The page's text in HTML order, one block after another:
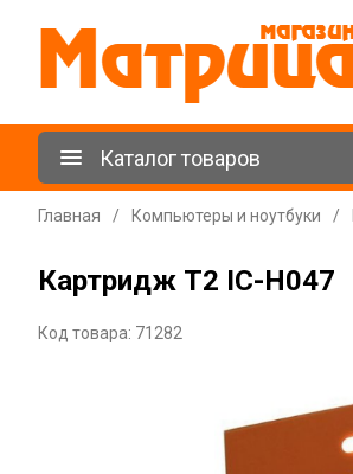
Каталог товаров
Главная / Компьютеры и ноутбуки /
Картридж T2 IC-H047
Код товара: 71282